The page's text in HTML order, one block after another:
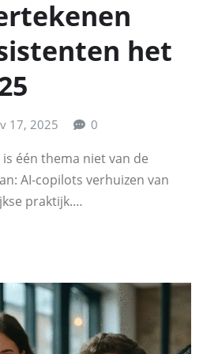
het
17, 2025 0
één thema niet van de
AI‑copilots verhuizen van
praktijk.…